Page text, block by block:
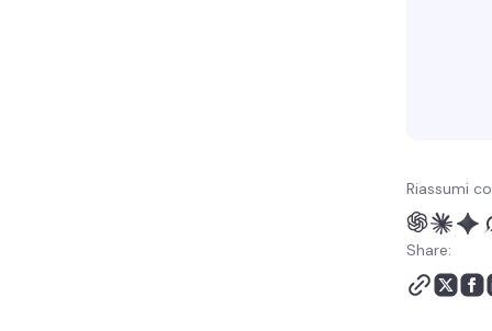
Riassumi
Share: